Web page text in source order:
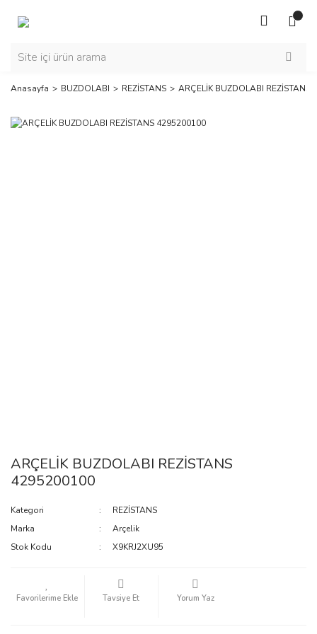
Anasayfa BUZDOLABI REZİSTANS ARÇELİK BUZDOLABI REZİSTANS
ARÇELİK BUZDOLABI REZİSTANS
4295200100
Kategori
REZİSTANS
Marka
Arçelik
Stok Kodu
X9KRJ2XU95
Tavsiye Et Yorum Yaz